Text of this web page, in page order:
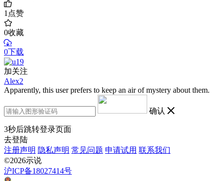
1点赞
0收藏
0下载
加关注
Alex2
Apparently, this user prefers to keep an air of mystery about them.
确认
3秒后跳转登录页面
去登陆
注册声明 隐私声明 常见问题 申请试用 联系我们
©2026示说
沪ICP备18027414号